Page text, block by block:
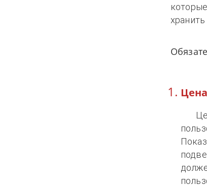
Цена